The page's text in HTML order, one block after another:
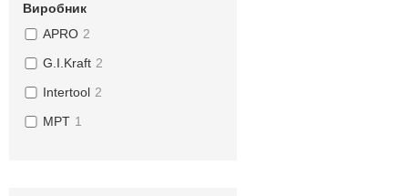
Виробник
APRO 2
G.I.Kraft 2
Intertool 2
MPT 1